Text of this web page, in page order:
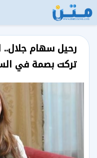
رحيل سهام جلال..
تركت بصمة في